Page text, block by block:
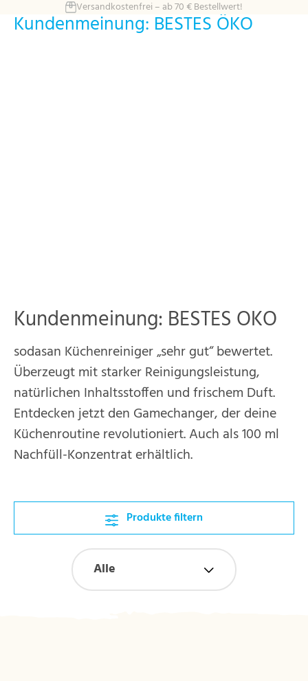
Zum Hauptinhalt springenVersandkostenfrei – ab 70 € Bestellwert!
Kundenmeinung: BESTES ÖKO
Kundenmeinung: BESTES ÖKO
sodasan Küchenreiniger „sehr gut“ bewertet.
Überzeugt mit starker Reinigungsleistung,
natürlichen Inhaltsstoffen und frischem Duft.
Entdecken jetzt den Gamechanger, der deine
Küchenroutine revolutioniert. Auch als 100 ml
Nachfüll-Konzentrat erhältlich.
Produkte filtern
Alle